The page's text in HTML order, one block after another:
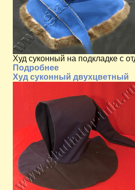
Худ суконный на подкладке с
Подробнее
Худ суконный двухцветный